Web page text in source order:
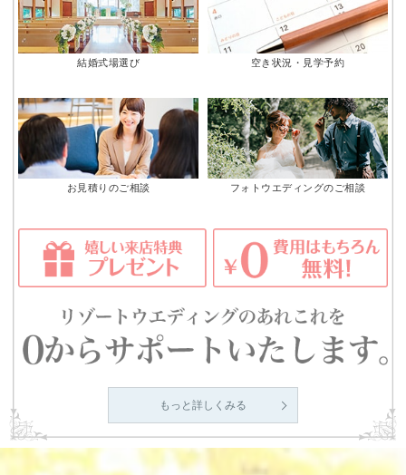
結婚式場選び 空き状況・見学予約
お見積りのご相談 フォトウエディングのご相談
もっと詳しくみる